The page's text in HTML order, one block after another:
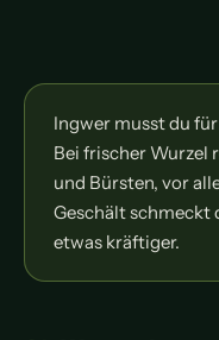
Ingwer musst du
Bei frischer Wurzel
und Bürsten, vor
Geschält schmeckt
etwas kräftiger.